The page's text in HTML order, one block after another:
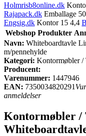
Holmrisb8online.dk
Rajapack.dk Emballage
Engsig.dk Kontor 15 4,4
Webshop Produkter
Navn: Whiteboardtavle
m/pennehylde
Kategori: Kontormøbler /
Producent:
Varenummer: 1447946
EAN: 7350034820291
anmeldelser
Kontormøbler /